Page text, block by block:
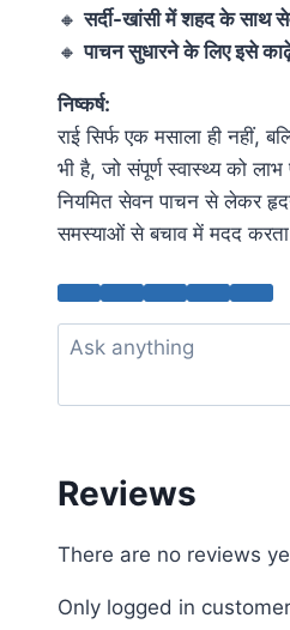
🔸सर्दी-खांसी में शहद के साथ
🔸पाचन सुधारने के लिए इसे
निष्कर्ष:
राई सिर्फ एक मसाला ही नहीं,
भी है, जो संपूर्ण स्वास्थ्य को
नियमित सेवन पाचन से लेकर
समस्याओं से बचाव में मदद
Reviews
There are no reviews
Only logged in